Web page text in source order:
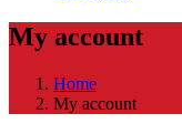
My account
Home
My account